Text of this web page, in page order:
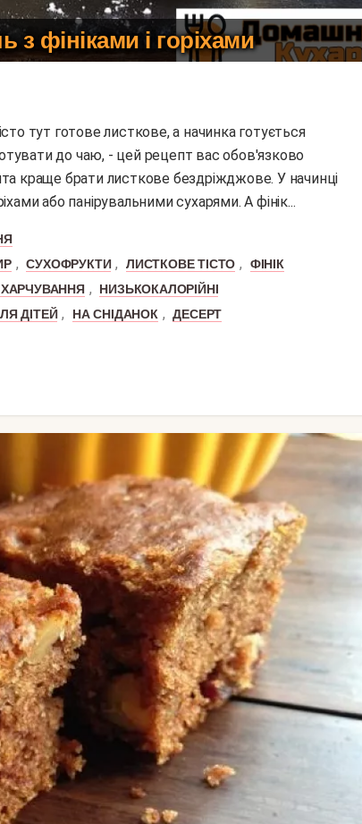
фініками і горіхами
до чаю, - цей рецепт вас обов'язково
краще брати листкове бездріжджове. У начинці
або панірувальними сухарями. А фінік...
, СУХОФРУКТИ , ЛИСТКОВЕ ТІСТО ,
ФІНІК
ХАРЧУВАННЯ ,
НИЗЬКОКАЛОРІЙНІ
ДІТЕЙ , НА СНІДАНОК , ДЕСЕРТ